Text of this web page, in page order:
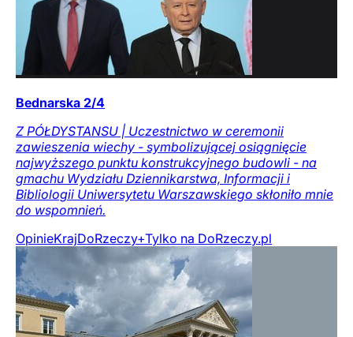
Bednarska 2/4
Z PÓŁDYSTANSU | Uczestnictwo w ceremonii
zawieszenia wiechy - symbolizującej osiągnięcie
najwyższego punktu konstrukcyjnego budowli - na
gmachu Wydziału Dziennikarstwa, Informacji i
Bibliologii Uniwersytetu Warszawskiego skłoniło mnie
do wspomnień.
OpinieKrajDoRzeczy+Tylko na DoRzeczy.pl